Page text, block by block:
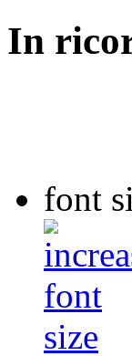
In
font